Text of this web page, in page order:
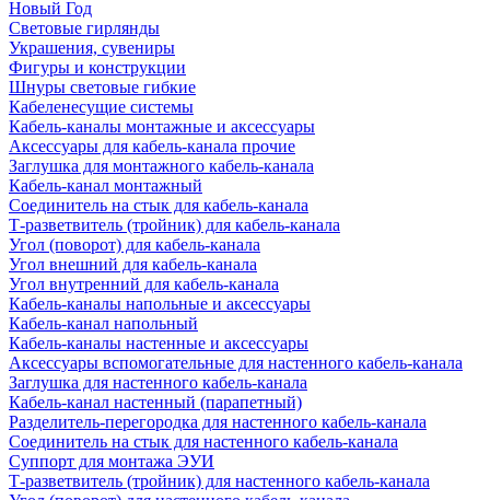
Новый Год
Световые гирлянды
Украшения, сувениры
Фигуры и конструкции
Шнуры световые гибкие
Кабеленесущие системы
Кабель-каналы монтажные и аксессуары
Аксессуары для кабель-канала прочие
Заглушка для монтажного кабель-канала
Кабель-канал монтажный
Соединитель на стык для кабель-канала
Т-разветвитель (тройник) для кабель-канала
Угол (поворот) для кабель-канала
Угол внешний для кабель-канала
Угол внутренний для кабель-канала
Кабель-каналы напольные и аксессуары
Кабель-канал напольный
Кабель-каналы настенные и аксессуары
Аксессуары вспомогательные для настенного кабель-канала
Заглушка для настенного кабель-канала
Кабель-канал настенный (парапетный)
Разделитель-перегородка для настенного кабель-канала
Соединитель на стык для настенного кабель-канала
Суппорт для монтажа ЭУИ
Т-разветвитель (тройник) для настенного кабель-канала